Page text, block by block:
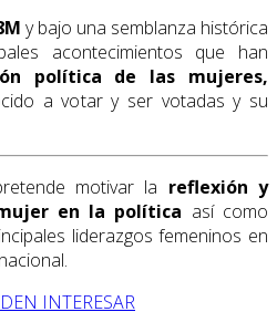
y bajo una semblanza histórica
acontecimientos que han
política de las mujeres,
a votar y ser votadas y su
motivar la reflexión y
en la política así como
liderazgos femeninos en
INTERESAR